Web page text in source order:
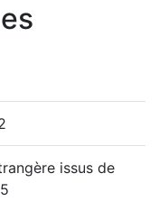
issus de